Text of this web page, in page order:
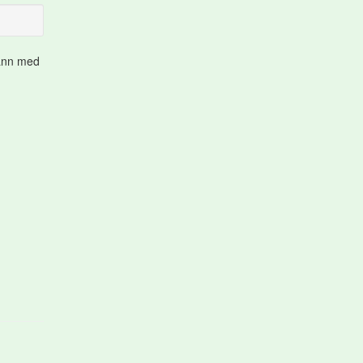
med